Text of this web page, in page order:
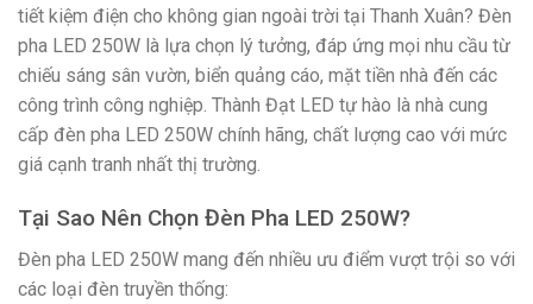
tiết kiệm điện cho không gian ngoài trời tại Thanh Xuân? Đèn
pha LED 250W là lựa chọn lý tưởng, đáp ứng mọi nhu cầu từ
chiếu sáng sân vườn, biển quảng cáo, mặt tiền nhà đến các
công trình công nghiệp. Thành Đạt LED tự hào là nhà cung
cấp đèn pha LED 250W chính hãng, chất lượng cao với mức
giá cạnh tranh nhất thị trường.
Tại Sao Nên Chọn Đèn Pha LED 250W?
Đèn pha LED 250W mang đến nhiều ưu điểm vượt trội so với
các loại đèn truyền thống: